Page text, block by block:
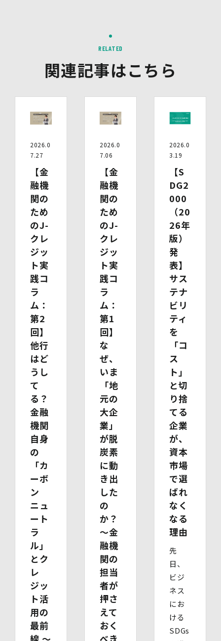
ないデータに不可逆変換した上で第三者配信事業者におい
て照合を行い、その結果に基づいて広告を配信することが
以外の目的で利用することはありません。
当社の保有個人データについて、利用目的の通知・開示・
の提供の停止及び第三者提供記録の開示（以下「開示等」
といいます。）をご希望の場合は、本人又はその代理人か
もし、ご希望の全部又は一部に応じられない場合はその理
由をご説明いたします。
出に関する連絡・事務手続に必要な範囲でのみ利用しま
す。
(1)開示等の求めのお申し出先
当社は、開示等の依頼を受け、当該依頼が個人情報保護法
に定める要件を満たす場合には、当社の定める手続に従っ
て速やかに対応します。
開示等のお求めについては、以下のお問い合わせ窓口まで
お申し出ください。
(2)開示等の求めに関するお手続
お申し出受付け後、当社「保有個人情報に関する開示等の
請求書」を送付いたします。 ご記入いただいた「請求
書」と「本人確認書類のコピー」、代理人によるお求めの
場合は「代理人であることを確認する書類」を送付してく
ださい。また、各資料に含まれる本籍地情報は都道府県ま
でとし、それ以降の情報は黒塗り等の処理をしてくださ
い。
・ 本人確認書類の写し（運転免許証、パスポート、健康
保険証、住民票、年金手帳等）
・ 代理人であることを確認する書類
【代理人様が未成年者の法定代理人の場合】
・ 代理人様ご本人の本人確認書類の写し
・ いずれかの写し（戸籍謄本、住民票（続柄の記載され
たもの）、その他法定代理権の確認ができる公的書類）
【代理人様が成年被後見人の法定代理人の場合】
・ 代理人様ご本人の本人確認書類の写し
・ いずれかの写し（成年被後見人であることを証明する
登記事項証明書、その他法定代理権の確認ができる公的書
類）
【委任による代理人様の場合】
・ 委任状
・ ご本人の印鑑証明書（3ヶ月以内に発行されたもの）
・ 委任を受けたご本人の本人確認書類の写し
(3)開示等のご請求の手数料及び徴収方法
1回のお求めにつき1,000円（紙面でのご請求の場合は、
お送りいただく請求書等に郵便為替を同封していただきま
す。その他の方法でご請求いただく場合は、ご請求時にご
相談させていただきます。）
(4)開示等の請求及びお問い合わせ窓口
個人情報保護管理者
株式会社バイウィル 管理部長
・住所：東京都中央区銀座7丁目3番5号 ヒューリック銀座
7丁目ビル 4階
・連絡先：info@bywill.co.jp
【個人情報を与えることの任意性及び当該情報を与えな
かった場合に生じる結果】
個⼈情報を取得する項⽬は、全てご本⼈によってご提供い
RELATED
関連記事はこちら
2026.0
7.27
【金
融機
関の
ため
のJ-
クレ
ジッ
ト実
践コ
ラ
ム：
第2
回】
他行
はど
うし
て
る？
金融
機関
自身
の
「カ
ーボ
ン
ニュ
ート
ラ
ル」
とク
レ
ジッ
ト活
用の
最前
線 〜
2026.0
7.06
【金
融機
関の
ため
のJ-
クレ
ジッ
ト実
践コ
ラ
ム：
第1
回】
な
ぜ、
いま
「地
元の
大企
業」
が脱
炭素
に動
き出
した
の
か？
〜金
融機
関の
担当
者が
押さ
えて
おく
べき
2026.0
3.19
【S
DG2
000
（20
26年
版）
発
表】
サス
テナ
ビリ
ティ
を
「コ
ス
ト」
と切
り捨
てる
企業
が、
資本
市場
で選
ばれ
なく
なる
理由
先
日、
ビジ
ネス
にお
ける
SDGs